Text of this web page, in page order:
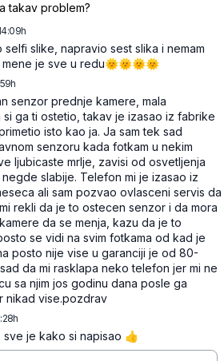
takav problem?
selfi slike, napravio sest slika i nemam
je sve u redu🌞🌞🌞🌞
senzor prednje kamere, mala
ga ti ostetio, takav je izasao iz fabrike
isto kao ja. Ja sam tek sad
senzoru kada fotkam u nekim
ljubicaste mrlje, zavisi od osvetljenja
slabije. Telefon mi je izasao iz
ali sam pozvao ovlasceni servis da
rekli da je to ostecen senzor i da mora
da se menja, kazu da je to
se vidi na svim fotkama od kad je
posto nije vise u garanciji je od 80-
da mi rasklapa neko telefon jer mi ne
sa njim jos godinu dana posle ga
nikad vise.pozdrav
je kako si napisao 👍